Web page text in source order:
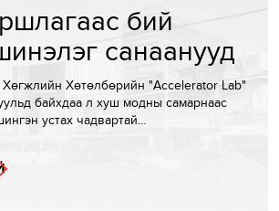
бий
санаанууд
Хөтөлбөрийн "Accelerator Lab"
байхдаа л хуш модны самарнаас
устах чадвартай…